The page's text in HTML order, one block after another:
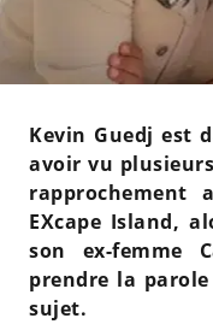
Kevin Guedj est
avoir vu
rapprochement
EXcape Island,
son ex-femme
prendre la
sujet.